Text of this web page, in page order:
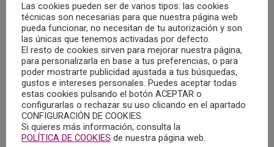
compartirán conocimiento y experiencias de trabajo de
interés de algunas de las escuelas que integran dicha red,
en concreto, en relación con programas desarrollados en
materia de promoción de la salud de las mujeres y sus
familiares/acompañantes durante las etapas de
embarazo, parto, postparto/puerperio y neonatal.
A continuación se detallan lasfechasy claves de
conexióna ambos webinar.
Las cookies pueden ser de varios tipos: las cookies
técnicas son necesarias para que nuestra página web
pueda funcionar, no necesitan de tu autorización y son
las únicas que tenemos activadas por defecto.
El resto de cookies sirven para mejorar nuestra página,
para personalizarla en base a tus preferencias, o para
poder mostrarte publicidad ajustada a tus búsquedas,
gustos e intereses personales. Puedes aceptar todas
estas cookies pulsando el botón ACEPTAR o
configurarlas o rechazar su uso clicando en el apartado
CONFIGURACIÓN DE COOKIES.
Si quieres más información, consulta la
POLÍTICA DE COOKIES de nuestra página web.